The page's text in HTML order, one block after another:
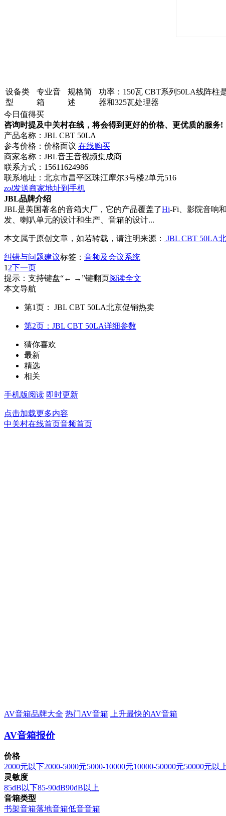
设备类
型
专业音
箱
规格简
述
功率：150瓦 CBT系列50LA线阵柱
器和325瓦处理器
今日值得买
咨询时提及中关村在线，将会得到更好的价格、更优质的服务!
产品名称： JBL CBT 50LA
参考价格： 价格面议 在线购买
商家名称： JBL音王音视频集成商
联系方式： 15611624986
联系地址： 北京市昌平区珠江摩尔3号楼2单元516
zol发送商家地址到手机
JBL品牌介绍
JBL是美国著名的音箱大厂，它的产品覆盖了Hi-Fi、影院音响
发、喇叭单元的设计和生产、音箱的设计...
本文属于原创文章，如若转载，请注明来源： JBL CBT 50LA
纠错与问题建议标签： 音频及会议系统
1 2下一页
提示：支持键盘“← →”键翻页阅读全文
本文导航
第1页： JBL CBT 50LA北京促销热卖
第2页：JBL CBT 50LA详细参数
猜你喜欢
最新
精选
相关
手机版阅读 即时更新
点击加载更多内容
中关村在线首页音频首页
AV音箱品牌大全 热门AV音箱 上升最快的AV音箱
AV音箱报价
价格
2000元以下2000-5000元5000-10000元10000-50000元50000元以
灵敏度
85dB以下85-90dB90dB以上
音箱类型
书架音箱落地音箱低音音箱